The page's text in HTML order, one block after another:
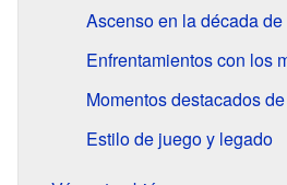
Ascenso en la década de
Enfrentamientos con los
Momentos destacados
Estilo de juego y legado